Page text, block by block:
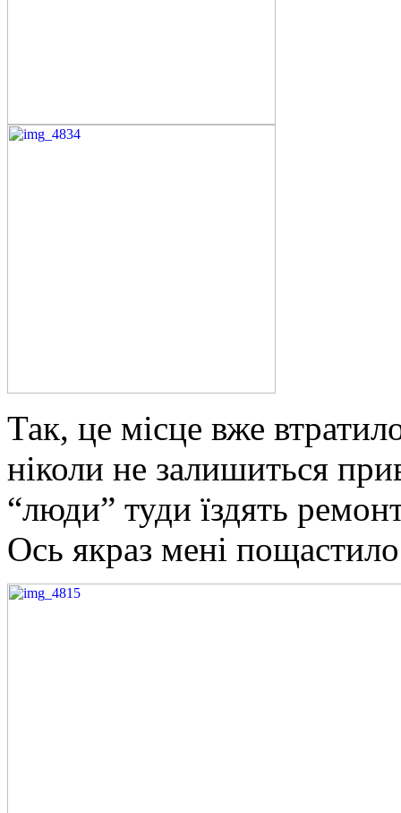
Так, це місце вже
ніколи не залишиться
“люди” туди їздять
Ось якраз мені